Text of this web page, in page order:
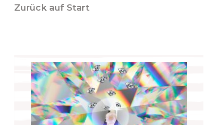
Zurück auf Start